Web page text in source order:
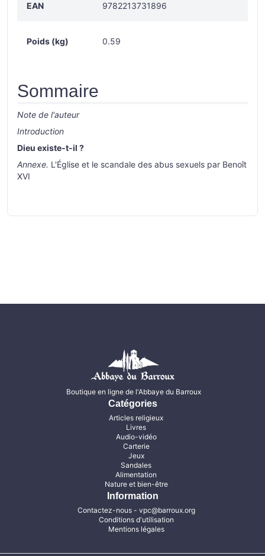
EAN 9782213731896
Poids (kg) 0.59
Sommaire
Note de l'auteur
Introduction
Dieu existe-t-il ?
Annexe. L'Église et le scandale des abus sexuels par Benoît
XVI
Boutique en ligne de l'Abbaye du Barroux
Catégories
Articles religieux
Livres
Audio-vidéo
Carterie
Jeux
Sandales
Alimentation
Nature et bien-être
Information
Contactez-nous- vpc@barroux.org
Conditions d'utilisation
Mentions légales